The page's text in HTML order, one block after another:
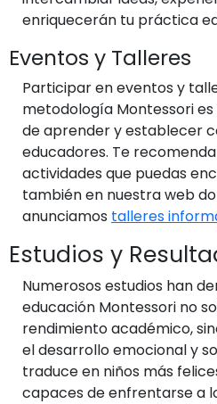
enriquecerán tu práctica
Eventos y Talleres
Participar en eventos y
metodología Montessori
de aprender y establecer
educadores. Te
actividades que puedas
también en nuestra web
anunciamos talleres
Estudios y
Numerosos estudios han
educación Montessori no
rendimiento académico,
el desarrollo emocional y
traduce en niños más
capaces de enfrentarse a